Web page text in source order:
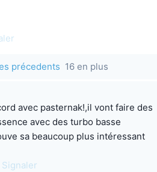
précedents 16 en plus
avec pasternak!,il vont faire des
avec des turbo basse
sa beaucoup plus intéressant
Signaler